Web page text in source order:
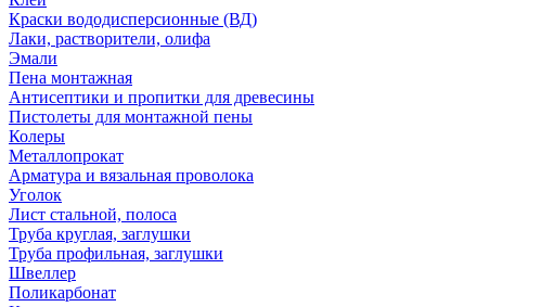
Краски вододисперсионные (ВД)
Лаки, растворители, олифа
Эмали
Пена монтажная
Антисептики и пропитки для древесины
Пистолеты для монтажной пены
Колеры
Металлопрокат
Арматура и вязальная проволока
Уголок
Лист стальной, полоса
Труба круглая, заглушки
Труба профильная, заглушки
Швеллер
Поликарбонат